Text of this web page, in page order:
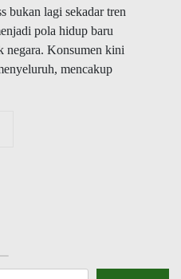
bukan lagi sekadar tren
pola hidup baru
negara. Konsumen kini
mencakup